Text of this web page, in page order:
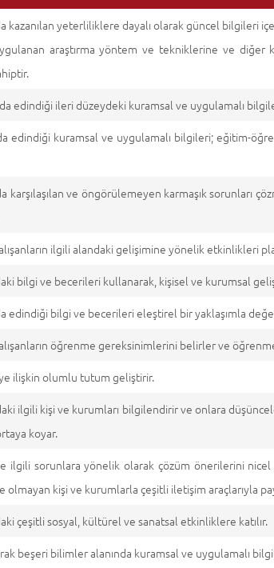
kazanılan yeterliliklere dayalı olarak güncel bilgileri
araştırma yöntem ve tekniklerine ve
edindiği ileri düzeydeki kuramsal ve uygulamalı
edindiği kuramsal ve uygulamalı bilgileri; eğitim-
karşılaşılan ve öngörülemeyen karmaşık sorunları
ilgili alandaki gelişimine yönelik etkinlikleri
bilgi ve becerileri kullanarak, kişisel ve kurumsal
edindiği bilgi ve becerileri eleştirel bir yaklaşımla
öğrenme gereksinimlerini belirler ve
ilişkin olumlu tutum geliştirir.
ilgili kişi ve kurumları bilgilendirir ve onlara
koyar.
ilgili sorunlara yönelik olarak çözüm önerilerini
olmayan kişi ve kurumlarla çeşitli iletişim araçlarıyla
çeşitli sosyal, kültürel ve sanatsal etkinliklere katılır.
beşeri bilimler alanında kuramsal ve uygulamalı